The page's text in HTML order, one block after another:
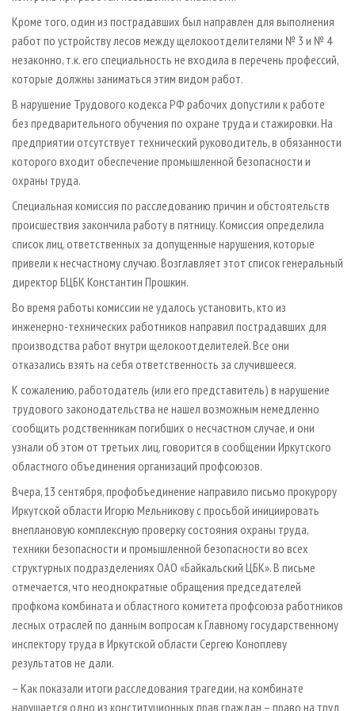
Кроме того, один из пострадавших был направлен для выполнения
работ по устройству лесов между щелокоотделителями № 3 и № 4
незаконно, т.к. его специальность не входила в перечень профессий,
которые должны заниматься этим видом работ.
В нарушение Трудового кодекса РФ рабочих допустили к работе
без предварительного обучения по охране труда и стажировки. На
предприятии отсутствует технический руководитель, в обязанности
которого входит обеспечение промышленной безопасности и
охраны труда.
Специальная комиссия по расследованию причин и обстоятельств
происшествия закончила работу в пятницу. Комиссия определила
список лиц, ответственных за допущенные нарушения, которые
привели к несчастному случаю. Возглавляет этот список генеральный
директор БЦБК Константин Прошкин.
Во время работы комиссии не удалось установить, кто из
инженерно-технических работников направил пострадавших для
производства работ внутри щелокоотделителей. Все они
отказались взять на себя ответственность за случившееся.
К сожалению, работодатель (или его представитель) в нарушение
трудового законодательства не нашел возможным немедленно
сообщить родственникам погибших о несчастном случае, и они
узнали об этом от третьих лиц, говорится в сообщении Иркутского
областного объединения организаций профсоюзов.
Вчера, 13 сентября, профобъединение направило письмо прокурору
Иркутской области Игорю Мельникову с просьбой инициировать
внеплановую комплексную проверку состояния охраны труда,
техники безопасности и промышленной безопасности во всех
структурных подразделениях ОАО «Байкальский ЦБК». В письме
отмечается, что неоднократные обращения председателей
профкома комбината и областного комитета профсоюза работников
лесных отраслей по данным вопросам к Главному государственному
инспектору труда в Иркутской области Сергею Коноплеву
результатов не дали.
– Как показали итоги расследования трагедии, на комбинате
нарушается одно из конституционных прав граждан – право на труд